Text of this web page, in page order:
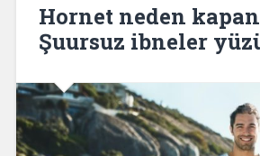
Hornet neden
Şuursuz ibneler